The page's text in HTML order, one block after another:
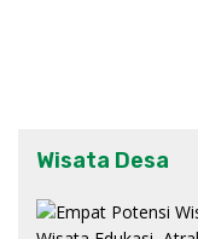
Wisata Desa